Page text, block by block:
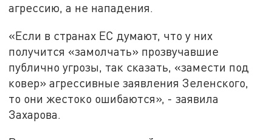
агрессию, а не нападения.
«Если в странах ЕС думают, что у них
получится «замолчать» прозвучавшие
публично угрозы, так сказать, «замести под
ковер» агрессивные заявления Зеленского,
то они жестоко ошибаются», - заявила
Захарова.